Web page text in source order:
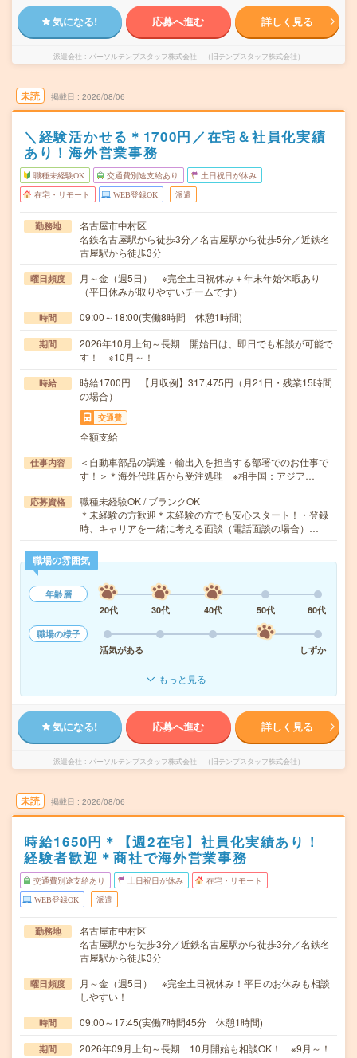
気になる! 応募へ進む 詳しく見る
派遣会社 パーソルテンプスタッフ株式会社 （旧テンプスタッフ株式会社）
未読 掲載日 2026/08/06
＼経験活かせる＊1700円／在宅＆社員化実績
あり！海外営業事務
職種未経験OK 交通費別途支給あり 土日祝日が休み
在宅・リモート WEB登録OK 派遣
勤務地
名古屋市中村区
名鉄名古屋駅から徒歩3分／名古屋駅から徒歩5分／近鉄名
古屋駅から徒歩3分
曜日頻度
月～金（週5日） ※完全土日祝休み＋年末年始休暇あり
（平日休みが取りやすいチームです）
時間 09:00～18:00(実働8時間 休憩1時間)
期間
2026年10月上旬～長期 開始日は、即日でも相談が可能で
す！ ※10月～！
時給
時給1700円 【月収例】317,475円（月21日・残業15時間
の場合）
交通費
全額支給
仕事内容
＜自動車部品の調達・輸出入を担当する部署でのお仕事で
す！＞＊海外代理店から受注処理 ※相手国：アジア…
応募資格
職種未経験OK / ブランクOK
＊未経験の方歓迎＊未経験の方でも安心スタート！・登録
時、キャリアを一緒に考える面談（電話面談の場合）…
職場の雰囲気
年齢層
20代
30代 40代 50代
60代
職場の様子
活気がある
しずか
もっと見る
気になる! 応募へ進む 詳しく見る
派遣会社 パーソルテンプスタッフ株式会社 （旧テンプスタッフ株式会社）
未読 掲載日 2026/08/06
時給1650円＊【週2在宅】社員化実績あり！
経験者歓迎＊商社で海外営業事務
交通費別途支給あり 土日祝日が休み 在宅・リモート
WEB登録OK 派遣
勤務地
名古屋市中村区
名古屋駅から徒歩3分／近鉄名古屋駅から徒歩3分／名鉄名
古屋駅から徒歩3分
曜日頻度
月～金（週5日） ※完全土日祝休み！平日のお休みも相談
しやすい！
時間 09:00～17:45(実働7時間45分 休憩1時間)
期間 2026年09月上旬～長期 10月開始も相談OK！ ※9月～！